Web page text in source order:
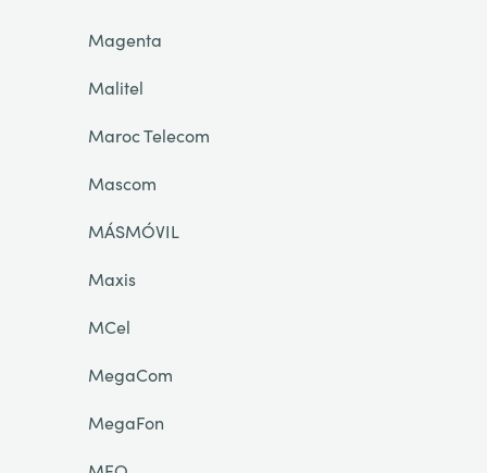
Magenta
Malitel
Maroc Telecom
Mascom
MÁSMÓVIL
Maxis
MCel
MegaCom
MegaFon